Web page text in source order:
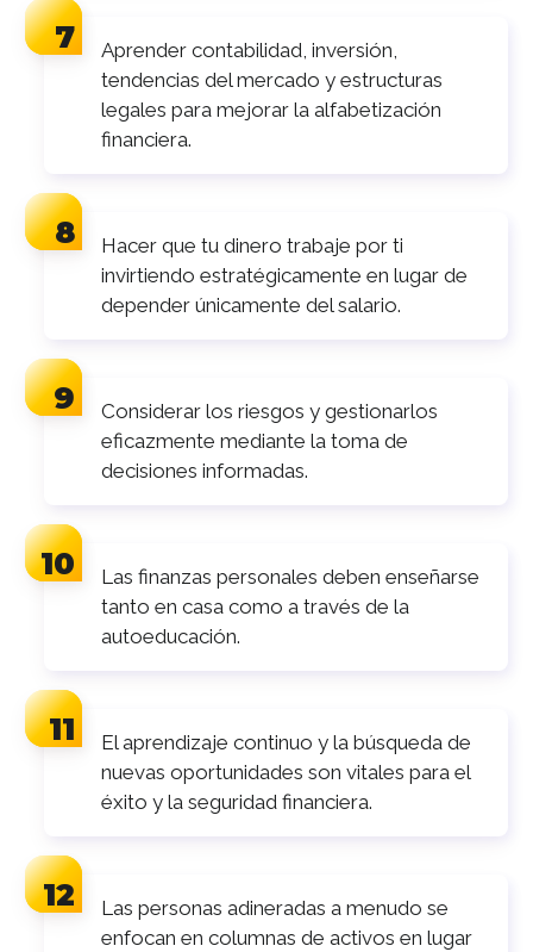
Aprender contabilidad, inversión,
tendencias del mercado y estructuras
legales para mejorar la alfabetización
financiera.
Hacer que tu dinero trabaje por ti
invirtiendo estratégicamente en lugar de
depender únicamente del salario.
Considerar los riesgos y gestionarlos
eficazmente mediante la toma de
decisiones informadas.
Las finanzas personales deben enseñarse
tanto en casa como a través de la
autoeducación.
El aprendizaje continuo y la búsqueda de
nuevas oportunidades son vitales para el
éxito y la seguridad financiera.
Las personas adineradas a menudo se
enfocan en columnas de activos en lugar